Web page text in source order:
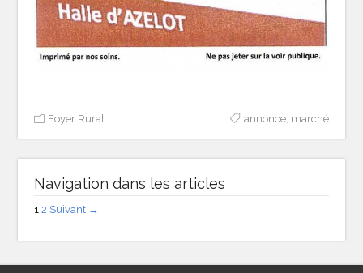
Foyer Rural annonce, marché
Navigation dans les articles
1 2 Suivant →